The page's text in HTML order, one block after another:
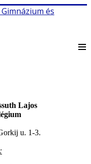
és
≡
Lajos
u. 1-3.